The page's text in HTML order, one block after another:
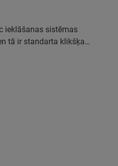
ieklāšanas sistēmas
tā ir standarta klikšķa
Izmantojiet revolucionāro un